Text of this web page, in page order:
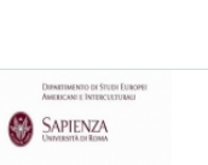
LINGUA: